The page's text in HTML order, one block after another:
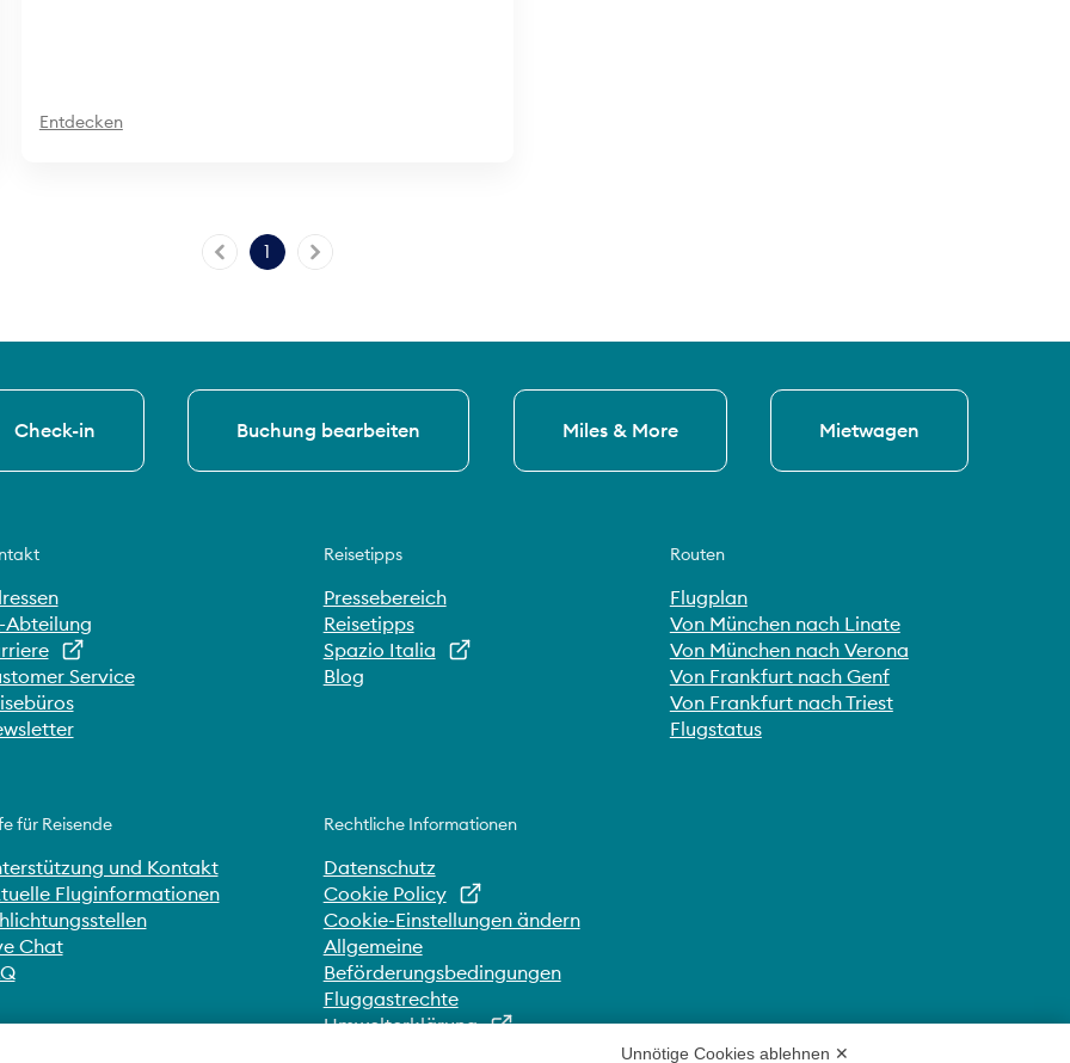
Entdecken
1
Check-in Buchung bearbeiten Miles & More Mietwagen
Abteilung
Service
Reisetipps
Pressebereich
Reisetipps
Spazio Italia
Blog
Routen
Flugplan
Von München nach Linate
Von München nach Verona
Von Frankfurt nach Genf
Von Frankfurt nach Triest
Flugstatus
für Reisende
und Kontakt
Fluginformationen
Chat
Rechtliche Informationen
Datenschutz
Cookie Policy
Cookie-Einstellungen ändern
Allgemeine
Beförderungsbedingungen
Fluggastrechte
Umwelterklärung
Unnötige Cookies ablehnen ✕